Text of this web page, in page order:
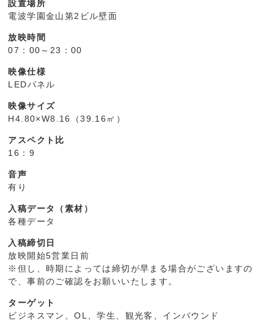
設置場所
電波学園金山第2ビル壁面
放映時間
07：00～23：00
映像仕様
LEDパネル
映像サイズ
H4.80×W8.16（39.16㎡）
アスペクト比
16：9
音声
有り
入稿データ（素材）
各種データ
入稿締切日
放映開始5営業日前
※但し、時期によっては締切が早まる場合がございますの
で、事前のご確認をお願いいたします。
ターゲット
ビジネスマン、OL、学生、観光客、インバウンド